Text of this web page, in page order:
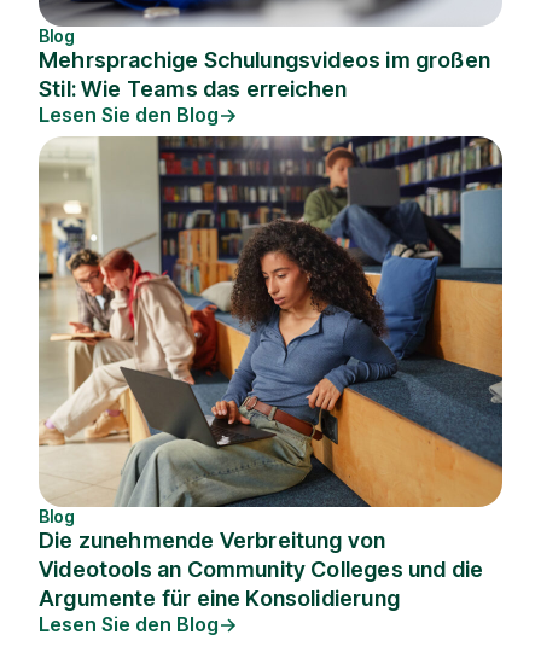
Blog
Mehrsprachige Schulungsvideos im großen
Stil: Wie Teams das erreichen
Lesen Sie den Blog
Blog
Die zunehmende Verbreitung von
Videotools an Community Colleges und die
Argumente für eine Konsolidierung
Lesen Sie den Blog